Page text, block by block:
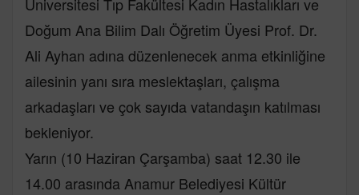
Doğum Ana Bilim Dalı Öğretim Üyesi Prof. Dr.
Ali Ayhan adına düzenlenecek anma etkinliğine
ailesinin yanı sıra meslektaşları, çalışma
arkadaşları ve çok sayıda vatandaşın katılması
bekleniyor.
Yarın (10 Haziran Çarşamba) saat 12.30 ile
14.00 arasında Anamur Belediyesi Kültür